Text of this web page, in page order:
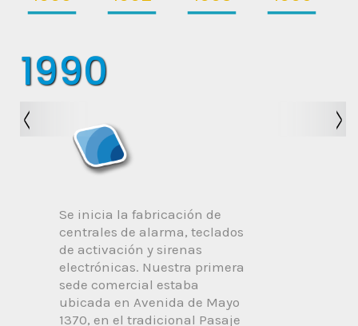
2005
2009
2016
1990
Se inicia la fabricación de
centrales de alarma, teclados
de activación y sirenas
electrónicas. Nuestra primera
sede comercial estaba
ubicada en Avenida de Mayo
1370, en el tradicional Pasaje